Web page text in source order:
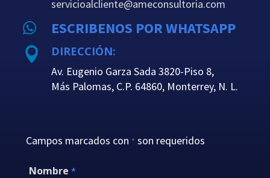
servicioalcliente@ameconsultoria.com
 ESCRIBENOS POR WHATSAPP
 DIRECCIÓN:
Av. Eugenio Garza Sada 3820-Piso 8,
Más Palomas, C.P. 64860, Monterrey, N. L.
Campos marcados con * son requeridos
Nombre *